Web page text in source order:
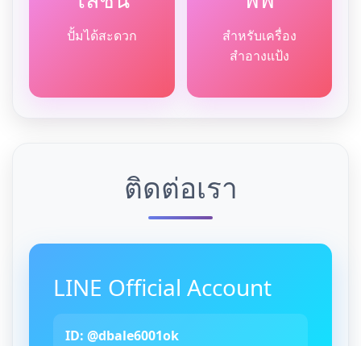
ปั้มได้สะดวก
สำหรับเครื่อง
สำอางแป้ง
ติดต่อเรา
LINE Official Account
ID: @dbale6001ok